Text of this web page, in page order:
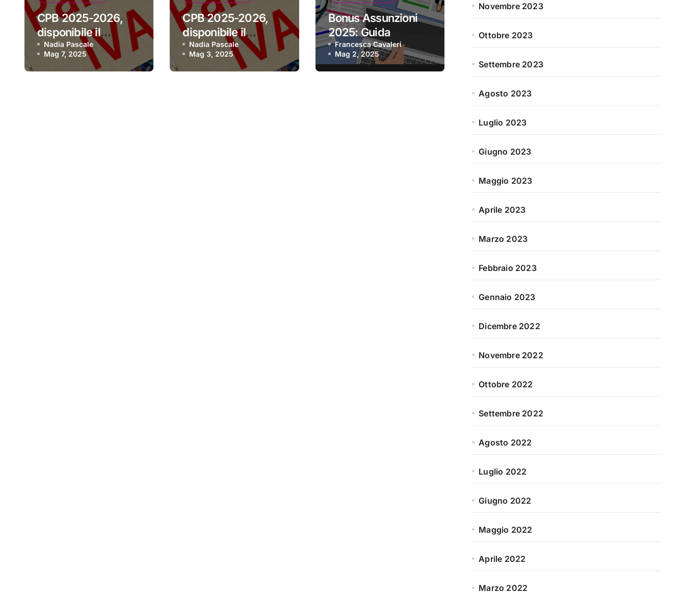
CPB 2025-2026,
disponibile il
software per aderire
Nadia Pascale
Mag 7, 2025
CPB 2025-2026,
disponibile il
software per aderire
Nadia Pascale
Mag 3, 2025
Bonus Assunzioni
2025: Guida
Completa alle
Agevolazioni per le
Imprese
Francesca Cavaleri
Mag 2, 2025
Novembre 2023
Ottobre 2023
Settembre 2023
Agosto 2023
Luglio 2023
Giugno 2023
Maggio 2023
Aprile 2023
Marzo 2023
Febbraio 2023
Gennaio 2023
Dicembre 2022
Novembre 2022
Ottobre 2022
Settembre 2022
Agosto 2022
Luglio 2022
Giugno 2022
Maggio 2022
Aprile 2022
Marzo 2022